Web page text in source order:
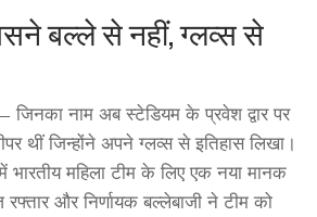
बल्ले से नहीं, ग्लव्स से
नाम अब स्टेडियम के प्रवेश द्वार पर
थीं जिन्होंने अपने ग्लव्स से इतिहास लिखा।
महिला टीम के लिए एक नया मानक
और निर्णायक बल्लेबाजी ने टीम को